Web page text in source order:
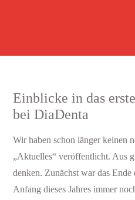
Einblicke in das
bei DiaDenta
Wir haben schon länger keinen
„Aktuelles“ veröffentlicht. Aus
denken. Zunächst war das Ende
Anfang dieses Jahres immer